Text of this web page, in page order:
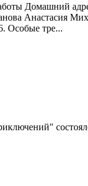
Домашний
Анастасия
Особые тре...